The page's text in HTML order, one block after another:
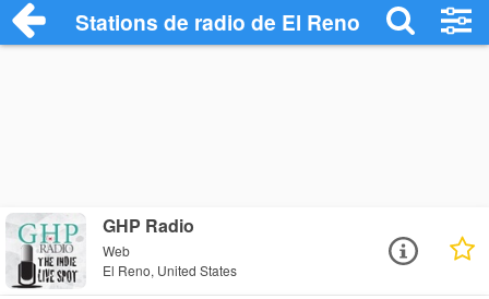
Stations de radio de El Reno
GHP Radio
Web
El Reno, United States